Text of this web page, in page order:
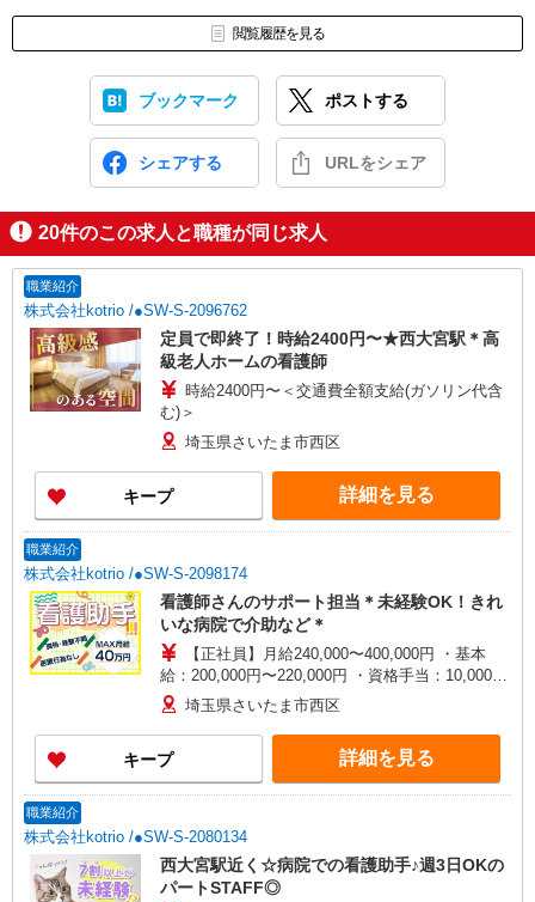
閲覧履歴を見る
ブックマーク ポストする
シェアする URLをシェア
20件のこの求人と職種が同じ求人
職業紹介
株式会社kotrio /●SW-S-2096762
定員で即終了！時給2400円〜★西大宮駅＊高
級老人ホームの看護師
時給2400円〜＜交通費全額支給(ガソリン代含
む)＞
埼玉県さいたま市西区
キープ 詳細を見る
職業紹介
株式会社kotrio /●SW-S-2098174
看護師さんのサポート担当＊未経験OK！きれ
いな病院で介助など＊
【正社員】月給240,000〜400,000円 ・基本
給：200,000円〜220,000円 ・資格手当：10,000〜
30,000円 ・役職手当：10,000〜70,000円 ・処遇改
善手当：20,000〜60,000円（勤続年数、保有資格
により変動） ・固定残業手当：20,000円（10時
間） ※固定残業時間を超過する場合には超過勤務
手当として別途支給 ・夜勤手当：10,000円/1回
歓迎 ・認知症介護基礎研修 ・初任者研修 ・実務
者研修 ・介護福祉士 など
埼玉県さいたま市西区
キープ 詳細を見る
職業紹介
株式会社kotrio /●SW-S-2080134
西大宮駅近く☆病院での看護助手♪週3日OKの
パートSTAFF◎